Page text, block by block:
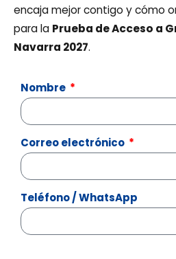
encaja mejor contigo y cómo
para la Prueba de Acceso a
Navarra 2027.
Nombre
Correo electrónico
Teléfono / WhatsApp